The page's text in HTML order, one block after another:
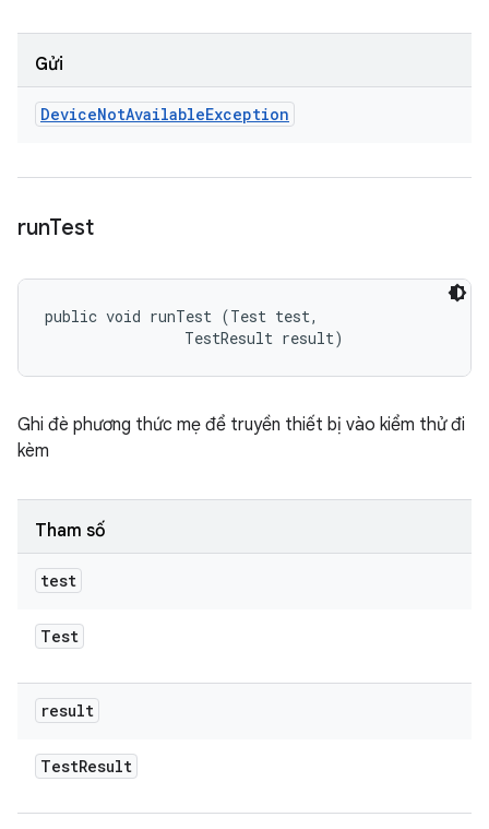
Gửi
DeviceNotAvailableException
runTest
public void runTest (Test test,
                TestResult result)
Ghi đè phương thức mẹ để truyền thiết bị vào kiểm thử đi
kèm
Tham số
test
Test
result
TestResult